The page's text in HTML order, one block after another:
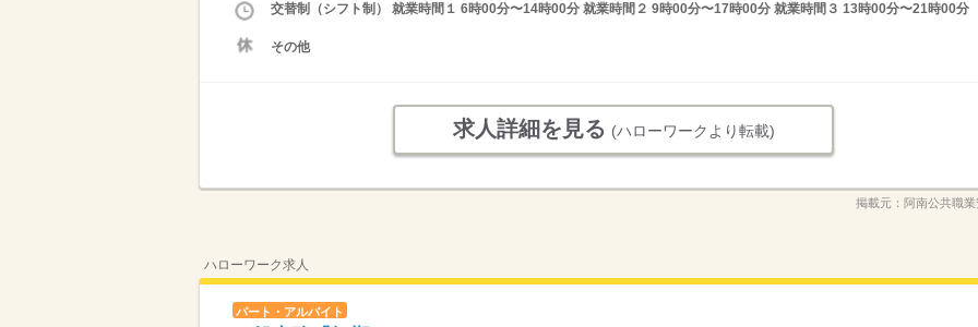
交替制（シフト制） 就業時間１ 6時00分〜14時00分 就業時間２ 9時00分〜17時00分 就業時間３ 13時00分〜21時00分
その他
求人詳細を見る (ハローワークより転載)
掲載元： 阿南公共職
ハローワーク求人
パート・アルバイト